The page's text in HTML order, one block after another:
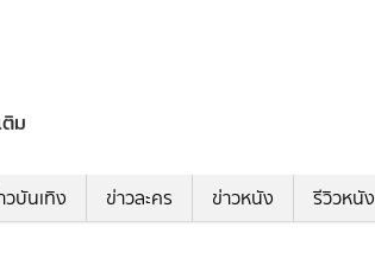
ติม
วบันเทิง ข่าวละคร ข่าวหนัง รีวิวหนัง